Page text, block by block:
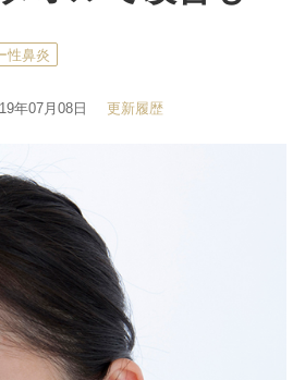
性鼻炎
年07月08日 更新履歴